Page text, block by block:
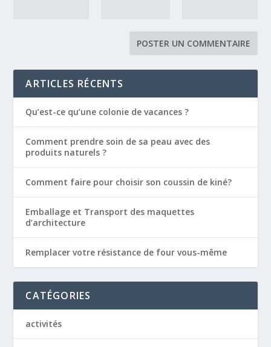
ARTICLES RÉCENTS
Qu’est-ce qu’une colonie de vacances ?
Comment prendre soin de sa peau avec des
produits naturels ?
Comment faire pour choisir son coussin de kiné?
Emballage et Transport des maquettes
d’architecture
Remplacer votre résistance de four vous-même
CATÉGORIES
activités